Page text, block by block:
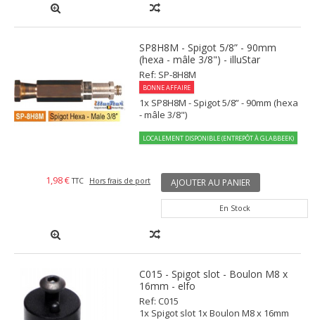
SP8H8M - Spigot 5/8” - 90mm
(hexa - mâle 3/8") - illuStar
Ref: SP-8H8M
BONNE AFFAIRE
1x SP8H8M - Spigot 5/8” - 90mm (hexa
- mâle 3/8")
LOCALEMENT DISPONIBLE (ENTREPÔT À GLABBEEK)
1,98 € TTC Hors frais de port AJOUTER AU PANIER
En Stock
C015 - Spigot slot - Boulon M8 x
16mm - elfo
Ref: C015
1x Spigot slot 1x Boulon M8 x 16mm